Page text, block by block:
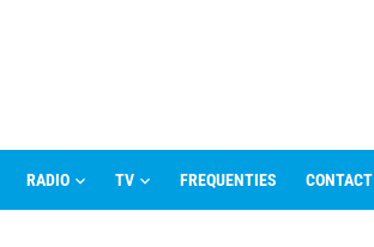
RADIO TV FREQUENTIES CONTACT